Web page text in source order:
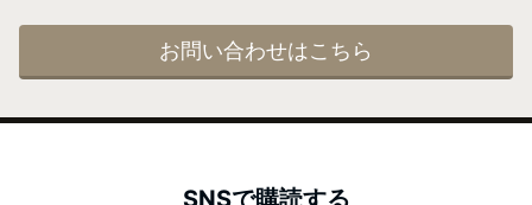
お問い合わせはこちら
SNSで購読する